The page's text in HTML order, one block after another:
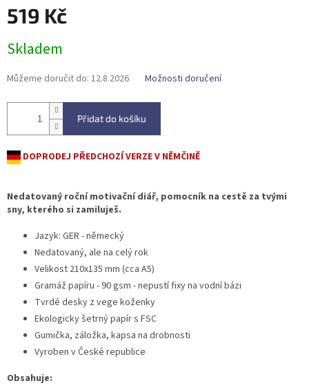
519 Kč
cena:
Skladem
Můžeme doručit do: 12.8.2026 Možnosti doručení
Přidat do košíku
DOPRODEJ PŘEDCHOZÍ VERZE V NĚMČINĚ
Nedatovaný roční motivační diář, pomocník na cestě za tvými
sny, kterého si zamiluješ.
Jazyk: GER - německý
Nedatovaný, ale na celý rok
Velikost 210x135 mm (cca A5)
Gramáž papíru - 90 gsm - nepustí fixy na vodní bázi
Tvrdé desky z vege koženky
Ekologicky šetrný papír s FSC
Gumička, záložka, kapsa na drobnosti
Vyroben v České republice
Obsahuje: